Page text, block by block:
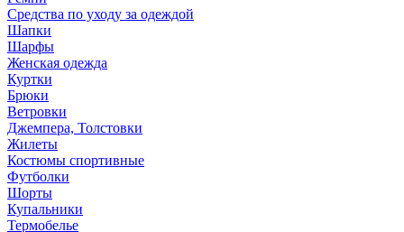
Средства по уходу за одеждой
Шапки
Шарфы
Женская одежда
Куртки
Брюки
Ветровки
Джемпера, Толстовки
Жилеты
Костюмы спортивные
Футболки
Шорты
Купальники
Термобелье